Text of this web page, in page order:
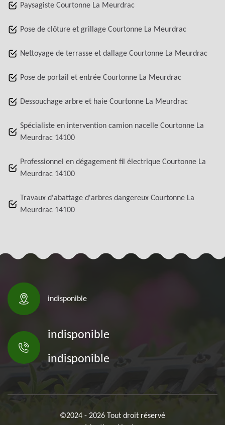
Paysagiste Courtonne La Meurdrac
Pose de clôture et grillage Courtonne La Meurdrac
Nettoyage de terrasse et dallage Courtonne La Meurdrac
Pose de portail et entrée Courtonne La Meurdrac
Dessouchage arbre et haie Courtonne La Meurdrac
Spécialiste en intervention camion nacelle Courtonne La
Meurdrac 14100
Professionnel en dégagement fil électrique Courtonne La
Meurdrac 14100
Travaux d'abattage d'arbres dangereux Courtonne La
Meurdrac 14100
indisponible
indisponible
indisponible
©2024 - 2026 Tout droit réservé